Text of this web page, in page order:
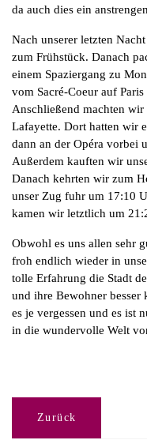
da auch dies ein
Nach unserer letzten
zum Frühstück. Danach
einem Spaziergang zu
vom Sacré-Coeur auf
Anschließend machten wir
Lafayette. Dort hatten wir
dann an der Opéra vorbei
Außerdem kauften wir
Danach kehrten wir zum
unser Zug fuhr um 17:10
kamen wir letztlich um
Obwohl es uns allen sehr
froh endlich wieder in
tolle Erfahrung die Stadt
und ihre Bewohner
es je vergessen und es ist
in die wundervolle Welt
Zurück